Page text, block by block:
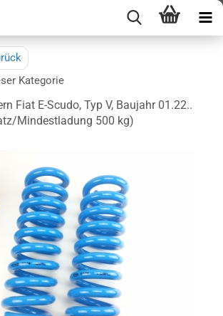
Kategorie
Fiat E-Scudo, Typ V, Baujahr 01.22..
Mindestladung 500 kg)